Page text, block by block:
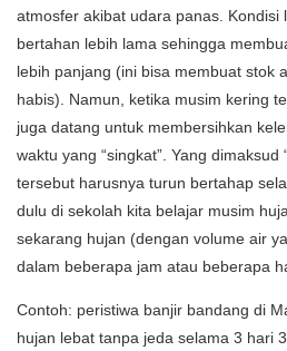
atmosfer akibat udara panas. Kondisi
bertahan lebih lama sehingga
lebih panjang (ini bisa membuat stok
habis). Namun, ketika musim kering
juga datang untuk membersihkan
waktu yang “singkat”. Yang dimaksud
tersebut harusnya turun bertahap
dulu di sekolah kita belajar musim
sekarang hujan (dengan volume air
dalam beberapa jam atau beberapa
Contoh: peristiwa banjir bandang di
hujan lebat tanpa jeda selama 3 hari